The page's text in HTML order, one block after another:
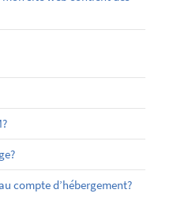
compte d’hébergement?